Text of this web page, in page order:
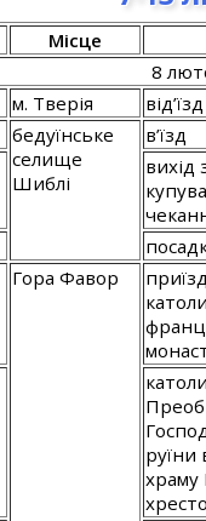
Місце
8
м. Тверія
бедуїнське
селище
Шиблі
в’їзд
вихід
Гора Фавор
руїни
храму